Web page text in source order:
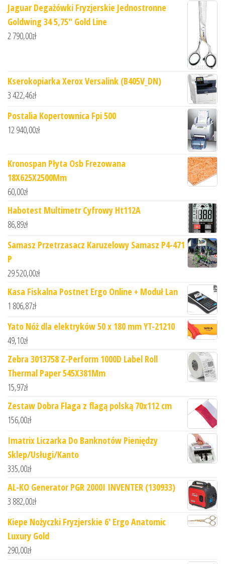
Jaguar Degażówki Fryzjerskie Jednostronne
Goldwing 34 5,75" Gold Line
2 790,00zł
Kserokopiarka Xerox Versalink (B405V_DN)
3 422,46zł
Postalia Kopertownica Fpi 500
12 940,00zł
Kronospan Płyta Osb Frezowana
18X625X2500Mm
60,00zł
Habotest Multimetr Cyfrowy Ht112A
86,89zł
Samasz Przetrzasacz Karuzelowy Samasz P4-471
P
29 520,00zł
Kasa Fiskalna Postnet Ergo Online + Moduł Lan
1 806,87zł
Yato Nóż dla elektryków 50 x 180 mm YT-21210
49,10zł
Zebra 3013758 Z-Perform 1000D Label Roll
Thermal Paper 545X381Mm
15,97zł
Zestaw Dobra Flaga z flagą polską 70x112 cm
156,00zł
Imatrix Liczarka Do Banknotów Pieniędzy
Sklep/Usługi/Kanto
335,00zł
AL-KO Generator PGR 2000I INVENTER (130933)
3 882,00zł
Kiepe Nożyczki Fryzjerskie 6' Ergo Anatomic
Luxury Gold
290,00zł